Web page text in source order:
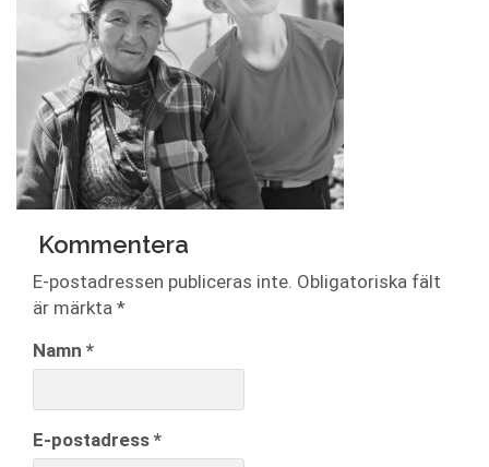
Kommentera
E-postadressen publiceras inte. Obligatoriska fält
är märkta *
Namn *
E-postadress *